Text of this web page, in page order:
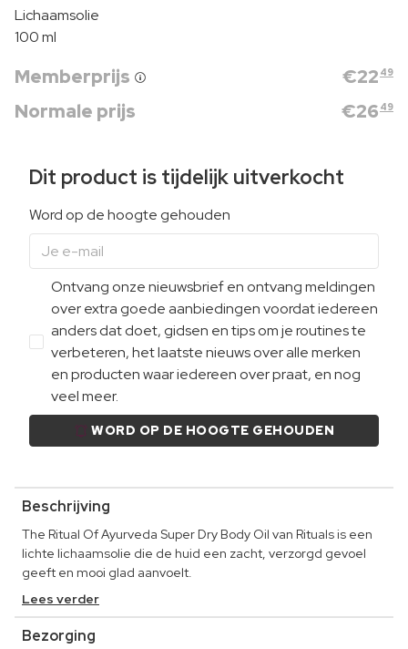
Lichaamsolie
100 ml
Memberprijs €22 49
Normale prijs €26 49
Dit product is tijdelijk uitverkocht
Word op de hoogte gehouden
Ontvang onze nieuwsbrief en ontvang meldingen
over extra goede aanbiedingen voordat iedereen
anders dat doet, gidsen en tips om je routines te
verbeteren, het laatste nieuws over alle merken
en producten waar iedereen over praat, en nog
veel meer.
WORD OP DE HOOGTE GEHOUDEN
Beschrijving
The Ritual Of Ayurveda Super Dry Body Oil van Rituals is een
lichte lichaamsolie die de huid een zacht, verzorgd gevoel
geeft en mooi glad aanvoelt.
Lees verder
Bezorging